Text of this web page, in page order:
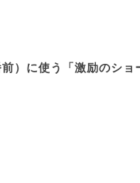
）に使う「激励のショ